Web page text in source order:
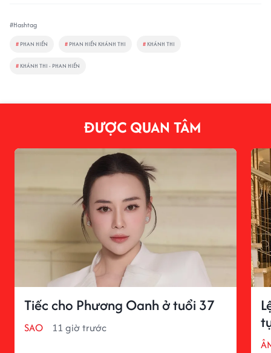
#Hashtag
# PHAN HIỂN # PHAN HIỂN KHÁNH THI # KHÁNH THI
# KHÁNH THI - PHAN HIỂN
ĐƯỢC QUAN TÂM
Tiếc cho Phương Oanh ở tuổi 37
SAO 11 giờ trước